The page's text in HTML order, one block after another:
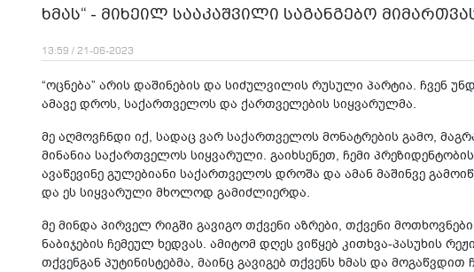
ხმას“ - მიხეილ სააკაშვილი საგანგებო
13:59 / 21-06-2023
“ოცნება” არის დაშინების და სიძულვილის რუსული პარტია. ჩვენ
ამავე დროს, საქართველოს და ქართველების სიყვარულმა.
მე აღმოვჩნდი იქ, სადაც ვარ საქართველოს მონატრების გამო,
მინანია საქართველოს სიყვარული. გაიხსენეთ, ჩემი
ავაწევინე გულებიანი საქართველოს დროშა და ამან მაშინვე
და ეს სიყვარული მხოლოდ გამიძლიერდა.
მე მინდა პირველ რიგში გავიგო თქვენი აზრები, თქვენი
ნაბიჯების ჩემეულ ხედვას. ამიტომ დღეს ვიწყებ კითხვა-პასუხის
თქვენგან პუტინისტებმა, მაინც გავიგებ თქვენს ხმას და მოგაწვდით